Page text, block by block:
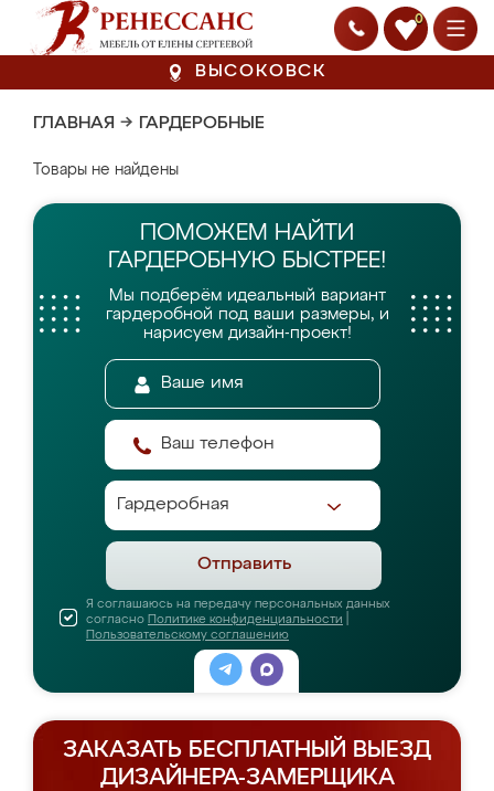
0
ВЫСОКОВСК
ГЛАВНАЯ → ГАРДЕРОБНЫЕ
Товары не найдены
ПОМОЖЕМ НАЙТИ
ГАРДЕРОБНУЮ БЫСТРЕЕ!
Мы подберём идеальный вариант
гардеробной под ваши размеры, и
нарисуем дизайн-проект!
Отправить
Я соглашаюсь на передачу персональных данных
согласно Политике конфиденциальности
Пользовательскому соглашению
ЗАКАЗАТЬ БЕСПЛАТНЫЙ ВЫЕЗД
ДИЗАЙНЕРА-ЗАМЕРЩИКА